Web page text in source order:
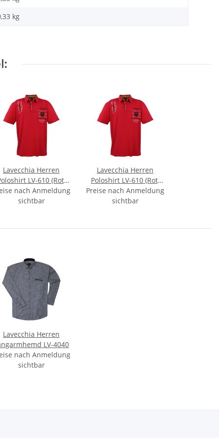
kg
Lavecchia Herren
LV-610 (Rot,
3XL)
nach Anmeldung
sichtbar
Lavecchia Herren
Poloshirt LV-610 (Rot,
8XL)
Preise nach Anmeldung
sichtbar
Lavecchia Herren
LV-4040
nach Anmeldung
sichtbar